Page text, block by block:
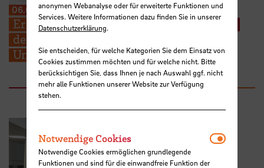
06.08.2026
Erneuter Aufruf: Hebammenstudierende
der HSB suchen weitere Schwangere zur
Unterstützung ihrer Prüfungen
anonymen Webanalyse oder für erweiterte Funktionen und
Services. Weitere Informationen dazu finden Sie in unserer
Datenschutzerklärung.
Sie entscheiden, für welche Kategorien Sie dem Einsatz von
Cookies zustimmen möchten und für welche nicht. Bitte
berücksichtigen Sie, dass Ihnen je nach Auswahl ggf. nicht
mehr alle Funktionen unserer Website zur Verfügung
stehen.
Notwendige Cookies
Notwendige Cookies ermöglichen grundlegende
Funktionen und sind für die einwandfreie Funktion der